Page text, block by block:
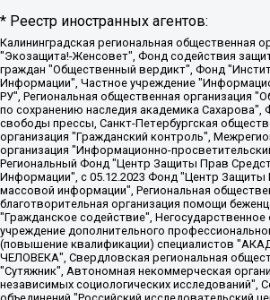
* Реестр иностранных агентов:
Калининградская региональная общественная организация "Экозащита!-Женсовет", Фонд содействия защите прав и свобод граждан "Общественный вердикт", Фонд "Институт Развития Свободы Информации", Частное учреждение "Информационное агентство МЕМО. РУ", Региональная общественная организация "Общественная комиссия по сохранению наследия академика Сахарова", Фонд поддержки свободы прессы, Санкт-Петербургская общественная правозащитная организация "Гражданский контроль", Межрегиональная общественная организация "Информационно-просветительский центр "Мемориал", Региональный Фонд "Центр Защиты Прав Средств Массовой Информации", с 05.12.2023 Фонд "Центр Защиты Прав Средств массовой информации", Региональная общественная благотворительная организация помощи беженцам и мигрантам "Гражданское содействие", Негосударственное образовательное учреждение дополнительного профессионального образования (повышение квалификации) специалистов "АКАДЕМИЯ ПО ПРАВАМ ЧЕЛОВЕКА", Свердловская региональная общественная организация "Сутяжник", Автономная некоммерческая организация "Центр независимых социологических исследований", Союз общественных объединений "Российский исследовательский центр по правам человека", Региональное общественное учреждение научно-информационный центр "МЕМОРИАЛ", Некоммерческая организация "Фонд защиты гласности", Автономная некоммерческая организация "Институт прав человека", Городская общественная организация "Екатеринбургское общество "МЕМОРИАЛ", Городская общественная организация "Рязанское историко-просветительское и правозащитное общество "Мемориал" (Рязанский Мемориал), Челябинский региональный орган общественной самодеятельности – женское общественное объединение "Женщины Евразии", Челябинский региональный орган общественной самодеятельности "Уральская правозащитная группа", Фонд содействия защите здоровья и социальной справедливости имени Андрея Рылькова, Автономная Некоммерческая Организация "Аналитический Центр Юрия Левады", Автономная некоммерческая организация социальной поддержки населения "Проект Апрель", Региональная общественная организация помощи женщинам и детям, находящимся в кризисной ситуации "Информационно-методический центр "Анна", Фонд содействия развитию массовых коммуникаций и правовому просвещению "Так-так-Так", Фонд содействия устойчивому развитию "Серебряная тайга", Свердловский региональный общественный фонд социальных проектов "Новое время", "Idel.Реалии", Кавказ.Реалии, Крым.Реалии, Телеканал Настоящее Время, Татаро-башкирская служба Радио Свобода (Azatliq Radiosi), Радио Свободная Европа/Радио Свобода (PCE/PC), "Сибирь.Реалии", "Фактограф", Благотворительный фонд помощи осужденным и их семьям, Автономная некоммерческая организация "Институт глобализации и социальных движений", Фонд "В защиту прав заключенных", Частное учреждение "Центр поддержки и содействия развитию средств массовой информации", Пензенский региональный общественный благотворительный фонд "Гражданский союз", "Север.Реалии", Некоммерческая организация Фонд "Правовая инициатива", Общество с ограниченной ответственностью "Радио Свободная Европа/Радио Свобода", Чешское информационное агентство "MEDIUM-ORIENT", Красноярская региональная общественная организация "Мы против СПИДа", Камалягин Денис Николаевич, Маркелов Сергей Евгеньевич, Пономарев Лев Александрович, Савицкая Людмила Алексеевна, Автономная некоммерческая организация "Центр по работе с проблемой насилия "НАСИЛИЮ.НЕТ", Межрегиональный профессиональный союз работников здравоохранения "Альянс врачей", Юридическое лицо, зарегистрированное в Латвийской Республике, SIA "Medusa Project" (регистрационный номер 40103797863, дата регистрации 10.06.2014), Некоммерческая организация "Фонд по борьбе с коррупцией", Автономная некоммерческая организация "Институт права и публичной политики", Баданин Роман Сергеевич, Гликин Максим Александрович, Железнова Мария Михайловна, Лукьянова Юлия Сергеевна, Маетная Елизавета Витальевна, Маняхин Петр Борисович, Чуракова Ольга Владимировна, Ярош Юлия Петровна, Юридическое лицо "The Insider SIA", зарегистрированное в Риге, Латвийская Республика (дата регистрации 26.06.2015), являющееся администратором доменного имени интернет-издания "The Insider SIA", https://theins.ru, Постернак Алексей Евгеньевич, Рубин Михаил Аркадьевич, Анин Роман Александрович, Юридическое лицо Istories fonds, зарегистрированное в Латвийской Республике (регистрационный номер 50008295751, дата регистрации 24.02.2020), Великовский Дмитрий Александрович, Долинина Ирина Николаевна, Мароховская Алеся Алексеевна, Шлейнов Роман Юрьевич, Шмагун Олеся Валентиновна, Общество с ограниченной ответственностью "Альтаир 2021", Общество с ограниченной ответственностью "Вега 2021", Общество с ограниченной ответственностью "Главный редактор 2021", Общество с ограниченной ответственностью "Ромашки монолит", Важенков Артем Валерьевич, Ивановская областная общественная организация "Центр гендерных исследований", Гурман Юрий Альбертович, Медиапроект "ОВД-Инфо", Егоров Владимир Владимирович, Жилинский Владимир Александрович, Общество с ограниченной ответственностью "ЗП", Иванова София Юрьевна, Карезина Инна Павловна, Кильтау Екатерина Викторовна, Петров Алексей Викторович, Пискунов Сергей Евгеньевич, Смирнов Сергей Сергеевич, Тихонов Михаил Сергеевич, Общество с ограниченной ответственностью "ЖУРНАЛИСТ-ИНОСТРАННЫЙ АГЕНТ", Арапова Галина Юрьевна, Вольтская Татьяна Анатольевна, Американская компания "Mason G.E.S. Anonymous Foundation" (США), являющаяся владельцем интернет-издания https://mnews.world/, Компания "Stichting Bellingcat", зарегистрированная в Нидерландах (дата регистрации 11.07.2018), Захаров Андрей Вячеславович, Клепиковская Екатерина Дмитриевна, Общество с ограниченной ответственностью "МЕМО", Перл Роман Александрович, Симонов Евгений Алексеевич, Соловьева Елена Анатольевна, Сотников Даниил Владимирович, Сурначева Елизавета Дмитриевна, Автономная некоммерческая организация по защите прав человека и информированию населения "Якутия – Наше Мнение", Общество с ограниченной ответственностью "Москоу диджитал медиа", с 26.01.2023 Общество с ограниченной ответственностью "Чайка Белые сады", Ветошкина Валерия Валерьевна, Заговора Максим Александрович, Межрегиональное общественное движение "Российская ЛГБТ - сеть", Оленичев Максим Владимирович, Павлов Иван Юрьевич, Скворцова Елена Сергеевна, Общество с ограниченной ответственностью "Как бы инагент", Кочетков Игорь Викторович, Общество с ограниченной ответственностью "Честные выборы", Еланчик Олег Александрович, Общество с ограниченной ответственностью "Нобелевский призыв", Гималова Регина Эмилевна, Григорьев Андрей Валерьевич, Григорьева Алина Александровна, Ассоциация по содействию защите прав призывников, альтернативнослужащих и военнослужащих "Правозащитная группа "Гражданин.Армия.Право", Хисамова Регина Фаритовна, Автономная некоммерческая организация по реализации социально-правовых программ "Лилит", Дальневосточное общественное движение "Маяк", Санкт-Петербургская ЛГБТ-инициативная группа "Выход", Инициативная группа ЛГБТ+ "Реверс", Алексеев Андрей Викторович, Бекбулатова Таисия Львовна, Беляев Иван Михайлович, Владыкина Елена Сергеевна, Гельман Марат Александрович, Никульшина Вероника Юрьевна, Толоконникова Надежда Андреевна, Шендерович Виктор Анатольевич, Общество с ограниченной ответственностью "Данное сообщение", Общество с ограниченной ответственностью Издательский дом "Новая глава", Айнбиндер Александра Александровна, Московский комьюнити-центр для ЛГБТ+инициатив, Благотворительный фонд развития филантропии, Deutsche Welle (Германия, Kurt-Schumacher-Strasse 3, 53113 Bonn), Борзунова Мария Михайловна, Воробьев Виктор Викторович, Голубева Анна Львовна, Константинова Алла Михайловна, Малкова Ирина Владимировна, Мурадов Мурад Абдулгалимович, Осетинская Елизавета Николаевна, Понасенков Евгений Николаевич, Ганапольский Матвей Юрьевич, Киселев Евгений Алексеевич, Борухович Ирина Григорьевна, Дремин Иван Тимофеевич, Дубровский Дмитрий Викторович, Красноярская региональная общественная организация поддержки и развития альтернативных образовательных технологий и межкультурных коммуникаций "ИНТЕРРА", Маяковская Екатерина Алексеевна, Фейгин